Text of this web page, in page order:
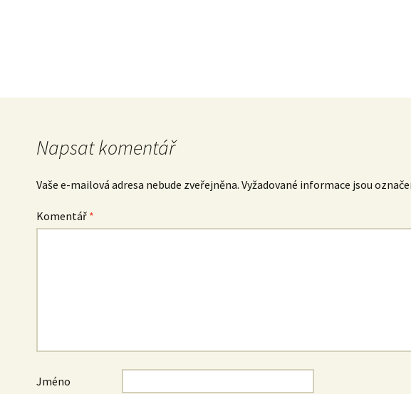
Napsat komentář
Vaše e-mailová adresa nebude zveřejněna. Vyžadované informace jsou
Komentář *
Jméno